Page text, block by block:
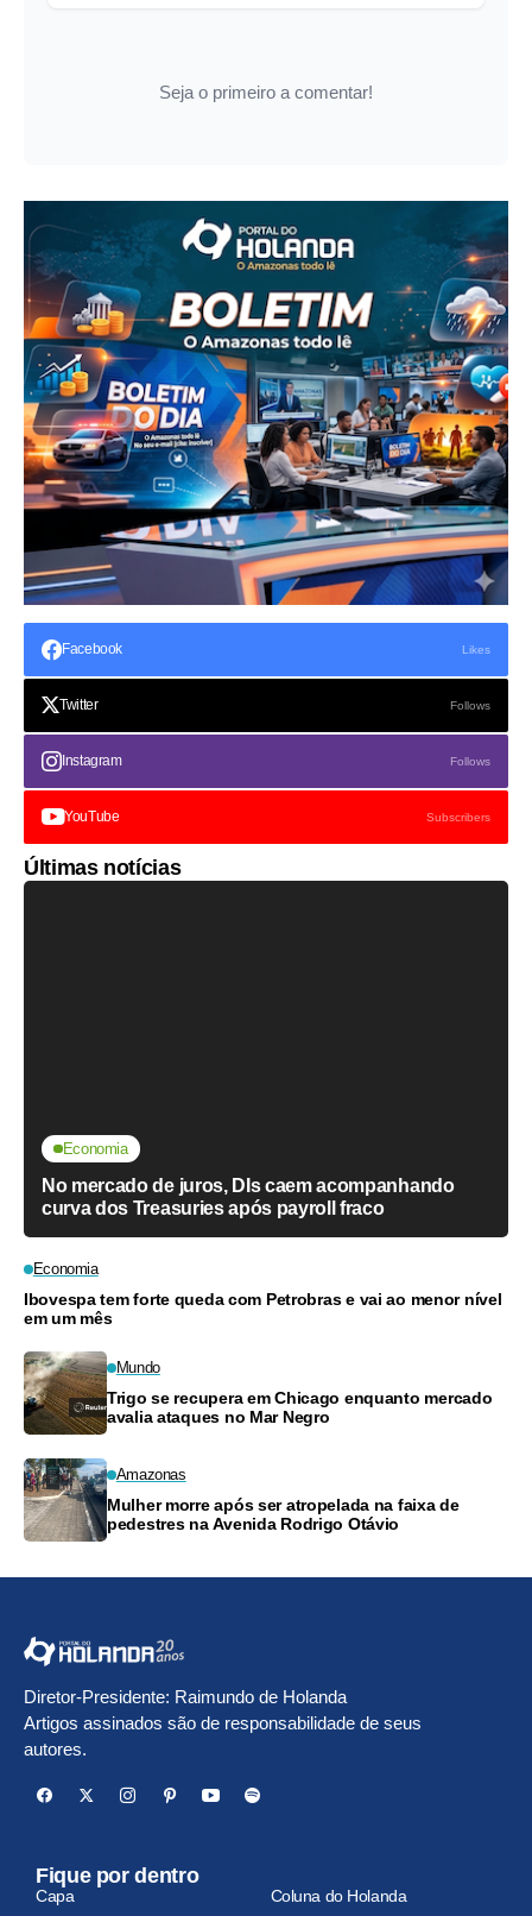
Seja o primeiro a comentar!
Facebook Likes
Twitter Follows
Instagram Follows
YouTube Subscribers
Últimas notícias
Economia
No mercado de juros, DIs caem acompanhando
curva dos Treasuries após payroll fraco
Economia
Ibovespa tem forte queda com Petrobras e vai ao menor nível
em um mês
Mundo
Trigo se recupera em Chicago enquanto mercado
avalia ataques no Mar Negro
Amazonas
Mulher morre após ser atropelada na faixa de
pedestres na Avenida Rodrigo Otávio
Diretor-Presidente: Raimundo de Holanda
Artigos assinados são de responsabilidade de seus
autores.
Fique por dentro
Capa Coluna do Holanda